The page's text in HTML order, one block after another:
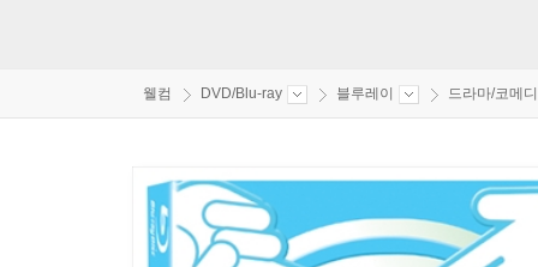
웰컴 DVD/Blu-ray 블루레이 드라마/코메